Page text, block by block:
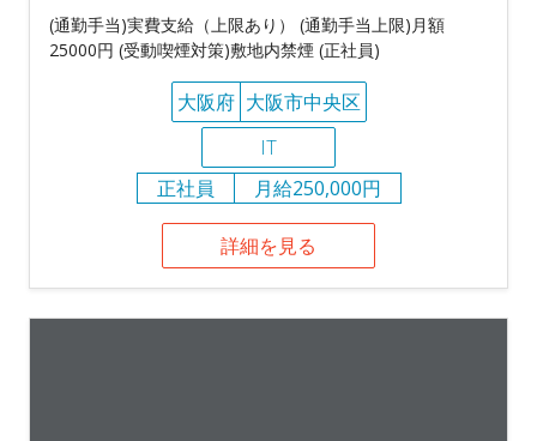
(通勤手当)実費支給（上限あり） (通勤手当上限)月額
25000円 (受動喫煙対策)敷地内禁煙 (正社員)
大阪府 大阪市中央区
IT
正社員
月給250,000円
詳細を見る